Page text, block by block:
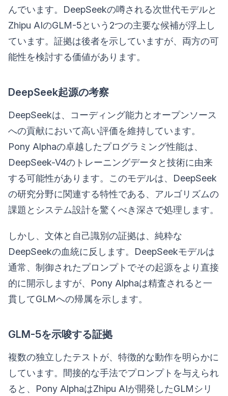
んでいます。DeepSeekの噂される次世代モデルと
Zhipu AIのGLM-5という2つの主要な候補が浮上し
ています。証拠は後者を示していますが、両方の可
能性を検討する価値があります。
DeepSeek起源の考察
DeepSeekは、コーディング能力とオープンソース
への貢献において高い評価を維持しています。
Pony Alphaの卓越したプログラミング性能は、
DeepSeek-V4のトレーニングデータと技術に由来
する可能性があります。このモデルは、DeepSeek
の研究分野に関連する特性である、アルゴリズムの
課題とシステム設計を驚くべき深さで処理します。
しかし、文体と自己識別の証拠は、純粋な
DeepSeekの血統に反します。DeepSeekモデルは
通常、制御されたプロンプトでその起源をより直接
的に開示しますが、Pony Alphaは精査されると一
貫してGLMへの帰属を示します。
GLM-5を示唆する証拠
複数の独立したテストが、特徴的な動作を明らかに
しています。間接的な手法でプロンプトを与えられ
ると、Pony AlphaはZhipu AIが開発したGLMシリ